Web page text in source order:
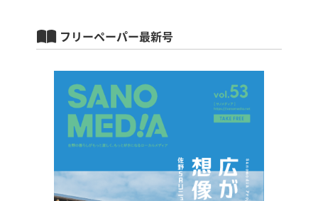
フリーペーパー最新号